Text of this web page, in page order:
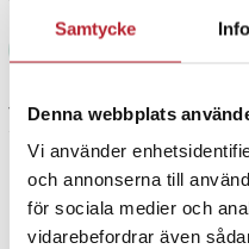
Samtycke
Denna webbplats
Vi använder
och annonserna till
för sociala medier och
vidarebefordrar även
- Vattentålighet: IP54
- Medföljer: Laddningsfodral,
Artikelnummer:127345
Tomasz K
1 månad sedan